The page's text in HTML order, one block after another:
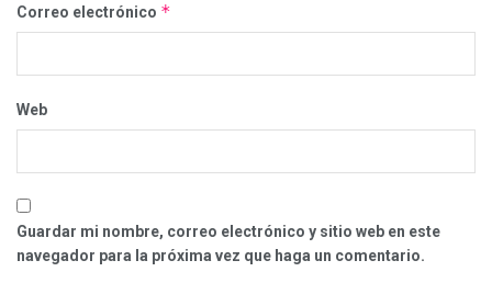
Correo electrónico *
Web
Guardar mi nombre, correo electrónico y sitio web en este
navegador para la próxima vez que haga un comentario.